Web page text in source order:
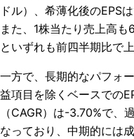
ドル）、 希薄化後のEPS
また、 1株当たり売上高も
といずれも前四半期比で
一方で、 長期的なパフォ
益項目 を除くベースでの
（CAGR） は-3.70%で、
なっており、中期的には